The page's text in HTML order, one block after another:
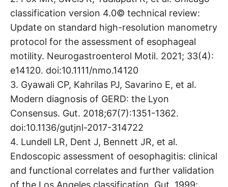
classification version 4.0© technical review:
Update on standard high-resolution manometry
protocol for the assessment of esophageal
motility. Neurogastroenterol Motil. 2021; 33(4):
e14120. doi:10.1111/nmo.14120
3. Gyawali CP, Kahrilas PJ, Savarino E, et al.
Modern diagnosis of GERD: the Lyon
Consensus. Gut. 2018;67(7):1351-1362.
doi:10.1136/gutjnl-2017-314722
4. Lundell LR, Dent J, Bennett JR, et al.
Endoscopic assessment of oesophagitis: clinical
and functional correlates and further validation
of the Los Angeles classification. Gut. 1999;